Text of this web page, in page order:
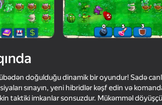
qiyməti 6+
doğulduğu dinamik bir oyundur! Sadə
sınayın, yeni hibridlər kəşf edin və
taktiki imkanlar sonsuzdur. Mükəmməl